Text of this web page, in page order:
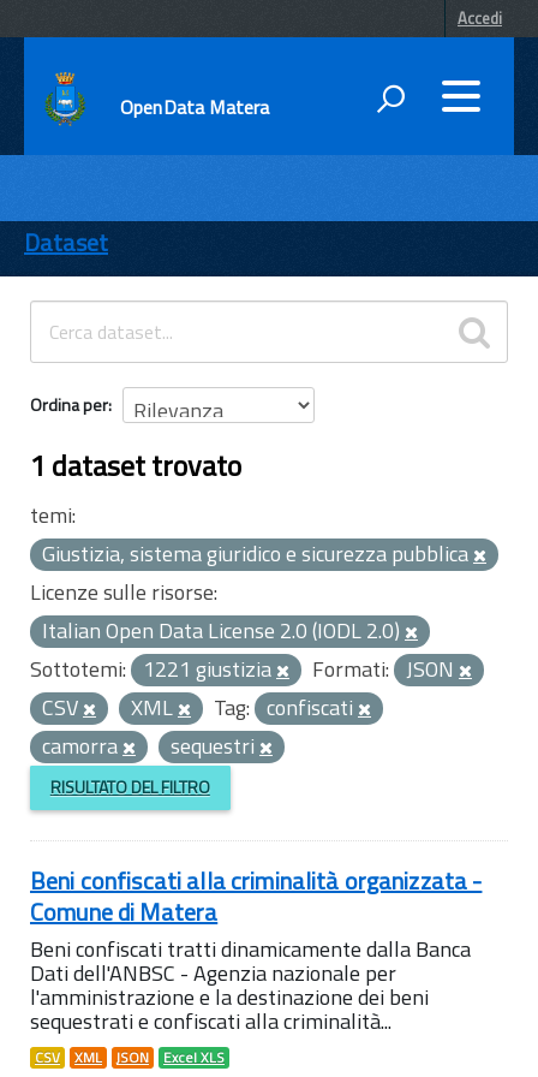
Accedi
OpenData Matera
ENTI
TEMI
INFORMAZIONI
Dataset
Ordina per
1 dataset trovato
temi:
Giustizia, sistema giuridico e sicurezza pubblica
Licenze sulle risorse:
Italian Open Data License 2.0 (IODL 2.0)
Sottotemi:
1221 giustizia Formati: JSON
CSV
XML Tag: confiscati
camorra
sequestri
RISULTATO DEL FILTRO
Beni confiscati alla criminalità organizzata -
Comune di Matera
Beni confiscati tratti dinamicamente dalla Banca
Dati dell'ANBSC - Agenzia nazionale per
l'amministrazione e la destinazione dei beni
sequestrati e confiscati alla criminalità...
CSV XML JSON Excel XLS